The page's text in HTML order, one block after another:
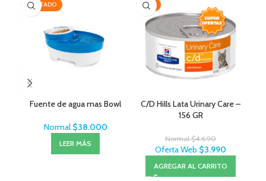
AGOTADO
Fuente de agua mas Bowl
Normal $38.000
LEER MÁS
-15%
C/D Hills Lata Urinary Care –
156 GR
Normal$4.690
Oferta Web $3.990
AGREGAR AL CARRITO